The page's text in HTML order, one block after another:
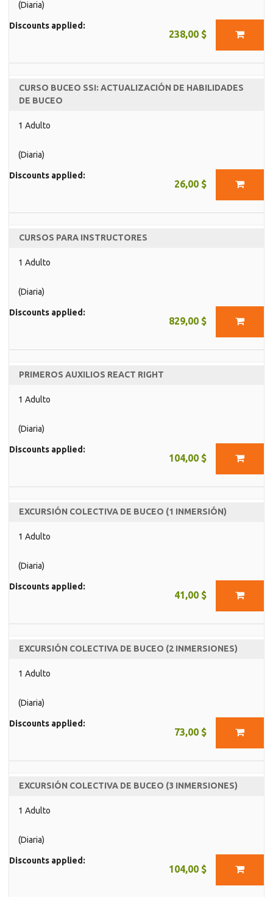
(Diaria)
238,00 $
Discounts applied:
CURSO BUCEO SSI: ACTUALIZACIÓN DE HABILIDADES
DE BUCEO
1 Adulto
(Diaria)
26,00 $
Discounts applied:
CURSOS PARA INSTRUCTORES
1 Adulto
(Diaria)
829,00 $
Discounts applied:
PRIMEROS AUXILIOS REACT RIGHT
1 Adulto
(Diaria)
104,00 $
Discounts applied:
EXCURSIÓN COLECTIVA DE BUCEO (1 INMERSIÓN)
1 Adulto
(Diaria)
41,00 $
Discounts applied:
EXCURSIÓN COLECTIVA DE BUCEO (2 INMERSIONES)
1 Adulto
(Diaria)
73,00 $
Discounts applied:
EXCURSIÓN COLECTIVA DE BUCEO (3 INMERSIONES)
1 Adulto
(Diaria)
104,00 $
Discounts applied: